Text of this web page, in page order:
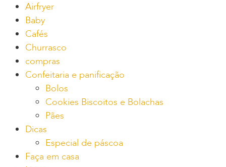
Airfryer
Baby
Cafés
Churrasco
compras
Confeitaria e panificação
Bolos
Cookies Biscoitos e Bolachas
Pães
Dicas
Especial de páscoa
Faça em casa